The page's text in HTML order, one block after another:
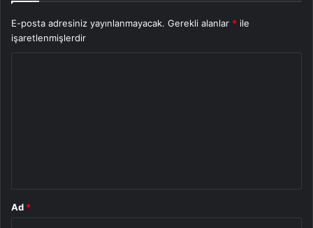
E-posta adresiniz yayınlanmayacak. Gerekli alanlar * ile
işaretlenmişlerdir
Ad *